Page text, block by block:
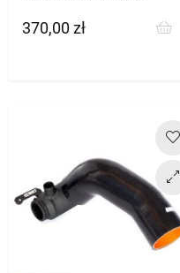
Cena
370,00 zł